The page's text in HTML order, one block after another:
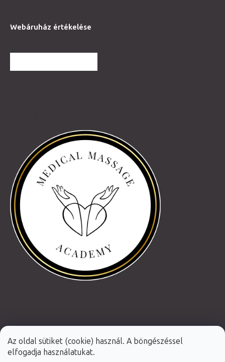
Az oldal sütiket (cookie) használ. A böngészéssel
elfogadja használatukat.
Webáruház értékelése